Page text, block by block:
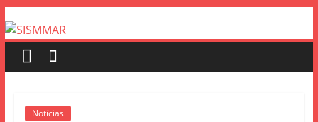
Notícias